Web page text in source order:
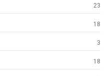
23
18
3
18